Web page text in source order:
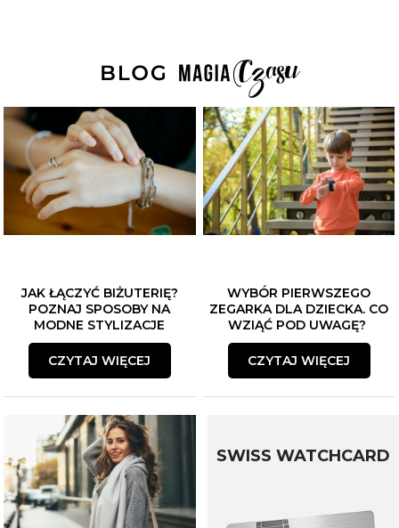
JAK ŁĄCZYĆ BIŻUTERIĘ?
POZNAJ SPOSOBY NA
MODNE STYLIZACJE
CZYTAJ WIĘCEJ
WYBÓR PIERWSZEGO
ZEGARKA DLA DZIECKA. CO
WZIĄĆ POD UWAGĘ?
CZYTAJ WIĘCEJ
SWISS WATCHCARD